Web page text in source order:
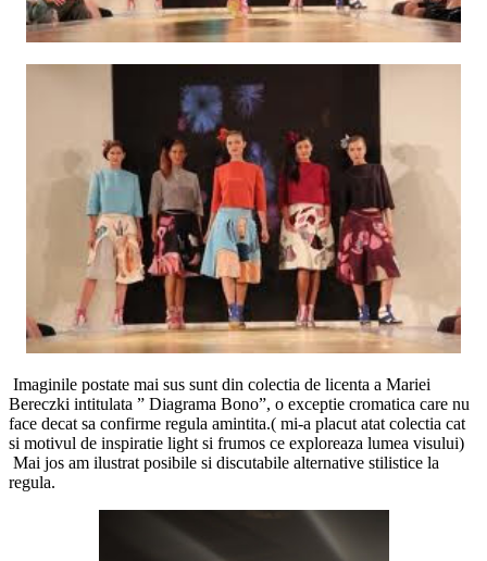
Imaginile postate mai sus sunt din colectia de licenta a Mariei
Bereczki intitulata ” Diagrama Bono”, o exceptie cromatica care nu
face decat sa confirme regula amintita.( mi-a placut atat colectia cat
si motivul de inspiratie light si frumos ce exploreaza lumea visului)
Mai jos am ilustrat posibile si discutabile alternative stilistice la
regula.